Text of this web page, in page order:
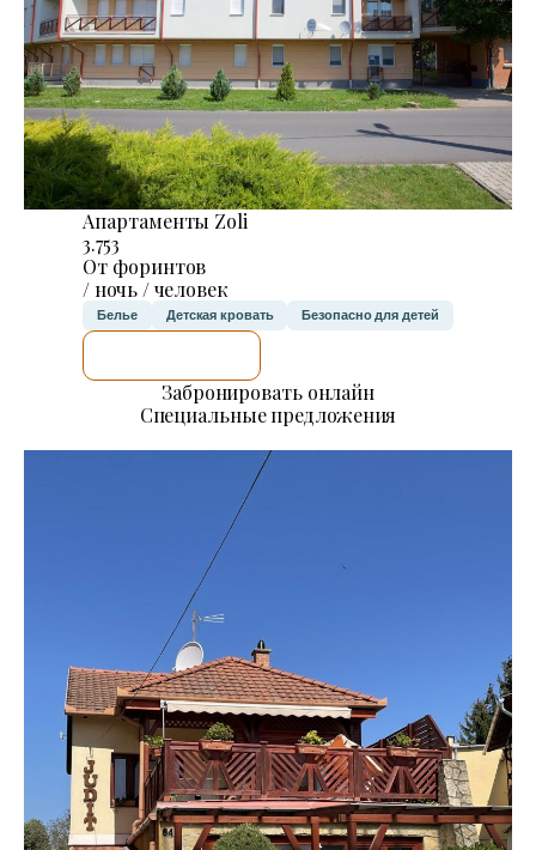
Апартаменты Zoli
3.753
От форинтов
/ ночь / человек
Белье Детская кровать Безопасно для детей
Забронировать онлайн
Специальные предложения